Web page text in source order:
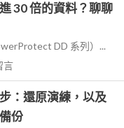
30 倍的資料？聊聊
DD 系列）...
言
：還原演練，以及
份